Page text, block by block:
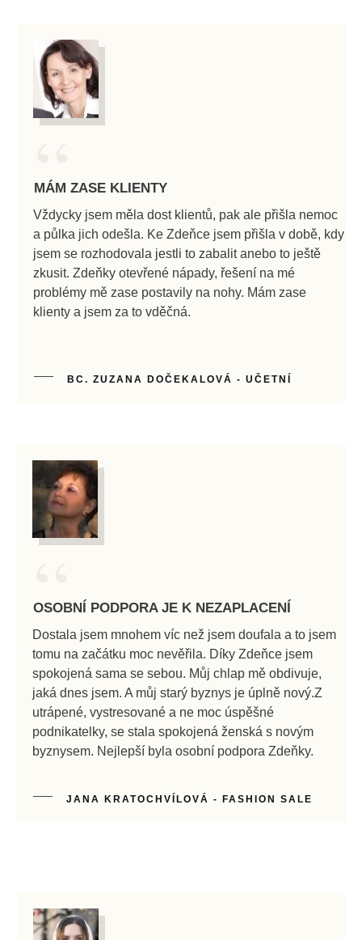
“
MÁM ZASE KLIENTY
Vždycky jsem měla dost klientů, pak ale přišla nemoc
a půlka jich odešla. Ke Zdeňce jsem přišla v době, kdy
jsem se rozhodovala jestli to zabalit anebo to ještě
zkusit. Zdeňky otevřené nápady, řešení na mé
problémy mě zase postavily na nohy. Mám zase
klienty a jsem za to vděčná.
BC. ZUZANA DOČEKALOVÁ - UČETNÍ
“
OSOBNÍ PODPORA JE K NEZAPLACENÍ
Dostala jsem mnohem víc než jsem doufala a to jsem
tomu na začátku moc nevěřila. Díky Zdeňce jsem
spokojená sama se sebou. Můj chlap mě obdivuje,
jaká dnes jsem. A můj starý byznys je úplně nový.Z
utrápené, vystresované a ne moc úspěšné
podnikatelky, se stala spokojená ženská s novým
byznysem. Nejlepší byla osobní podpora Zdeňky.
JANA KRATOCHVÍLOVÁ - FASHION SALE